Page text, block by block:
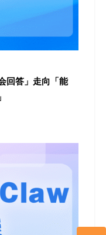
回答」走向「能